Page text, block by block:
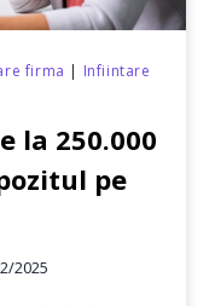
firma | Infiintare
la 250.000
pe
2025